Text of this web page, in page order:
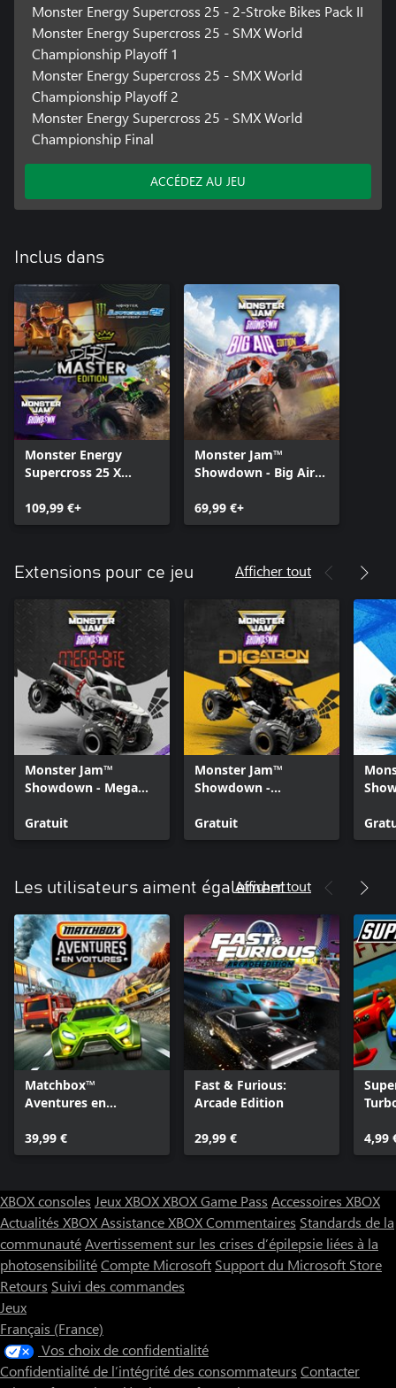
Monster Energy Supercross 25 - 2-Stroke Bikes Pack II
Monster Energy Supercross 25 - SMX World
Championship Playoff 1
Monster Energy Supercross 25 - SMX World
Championship Playoff 2
Monster Energy Supercross 25 - SMX World
Championship Final
ACCÉDEZ AU JEU
Inclus dans
Monster Energy
Supercross 25 X
Showdown - Dirt
Master Edition
109,99 €+
Monster Jam™
Showdown - Big Air
69,99 €+
Extensions pour ce jeu Afficher tout
Monster Jam™
Showdown - Mega
Gratuit
Monster Jam™
Showdown -
Gratuit
Les utilisateurs aiment également
Afficher tout
Matchbox™
Aventures en
39,99 €
Fast & Furious:
Arcade Edition
29,99 € 4,99
XBOX consoles Jeux XBOXXBOX Game Pass Accessoires XBOX
Actualités XBOXAssistance XBOXCommentaires Standards de la
communautéAvertissement sur les crises d’épilepsie liées à la
photosensibilitéCompte Microsoft Support du Microsoft Store
Retours Suivi des commandes
Jeux
Français (France)
Vos choix de confidentialité
Confidentialité de l’intégrité des consommateurs Contacter